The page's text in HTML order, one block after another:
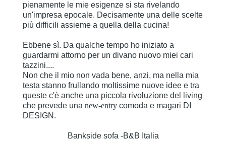
pienamente le mie esigenze si sta rivelando
un'impresa epocale. Decisamente una delle scelte
più difficili assieme a quella della cucina!
Ebbene sì. Da qualche tempo ho iniziato a
guardarmi attorno per un divano nuovo miei cari
tazzini....
Non che il mio non vada bene, anzi, ma nella mia
testa stanno frullando moltissime nuove idee e tra
queste c'è anche una piccola rivoluzione del living
che prevede una new-entry comoda e magari DI
DESIGN.
Bankside sofa -B&B Italia